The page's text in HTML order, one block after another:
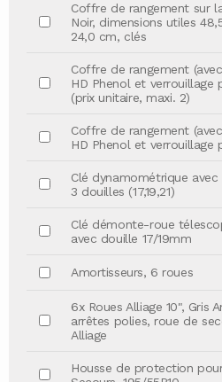
Coffre de rangement sur
Noir, dimensions utiles
24,0 cm, clés
Coffre de rangement
HD Phenol et verrouillage
(prix unitaire, maxi. 2)
Coffre de rangement
HD Phenol et verrouillage
Clé dynamométrique avec
3 douilles (17,19,21)
Clé démonte-roue
avec douille 17/19mm
Amortisseurs, 6 roues
6x Roues Alliage 10", Gris
arrêtes polies, roue de
Alliage
Housse de protection